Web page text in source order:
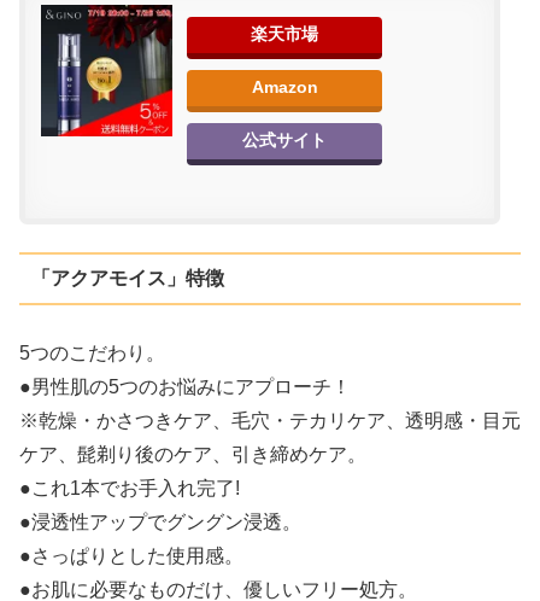
楽天市場
Amazon
公式サイト
「アクアモイス」特徴
5つのこだわり。
●男性肌の5つのお悩みにアプローチ！
※乾燥・かさつきケア、毛穴・テカリケア、透明感・目元
ケア、髭剃り後のケア、引き締めケア。
●これ1本でお手入れ完了!
●浸透性アップでグングン浸透。
●さっぱりとした使用感。
●お肌に必要なものだけ、優しいフリー処方。